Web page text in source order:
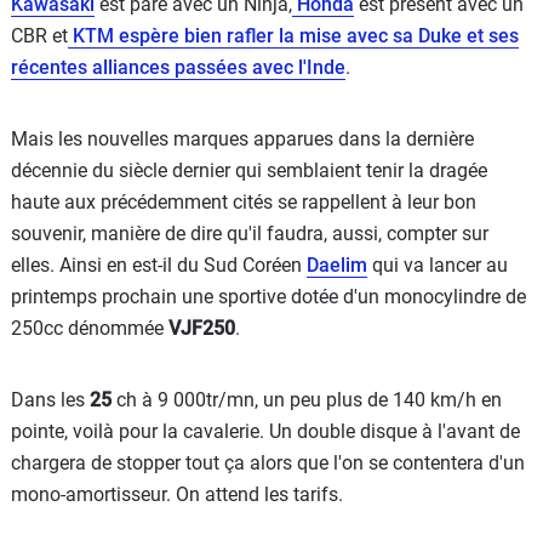
CBR et KTM espère bien rafler la mise avec sa Duke et ses
récentes alliances passées avec l'Inde.
Mais les nouvelles marques apparues dans la dernière
décennie du siècle dernier qui semblaient tenir la dragée
haute aux précédemment cités se rappellent à leur bon
souvenir, manière de dire qu'il faudra, aussi, compter sur
elles. Ainsi en est-il du Sud Coréen Daelim qui va lancer au
printemps prochain une sportive dotée d'un monocylindre de
250cc dénommée VJF250.
Dans les 25 ch à 9 000tr/mn, un peu plus de 140 km/h en
pointe, voilà pour la cavalerie. Un double disque à l'avant de
chargera de stopper tout ça alors que l'on se contentera d'un
mono-amortisseur. On attend les tarifs.